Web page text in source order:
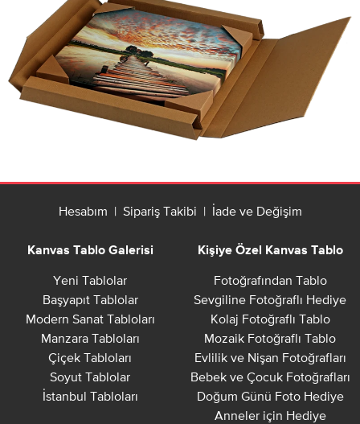
Hesabım | Sipariş Takibi | İade ve Değişim
Kanvas Tablo Galerisi
Yeni Tablolar
Başyapıt Tablolar
Modern Sanat Tabloları
Manzara Tabloları
Çiçek Tabloları
Soyut Tablolar
İstanbul Tabloları
Kişiye Özel Kanvas Tablo
Fotoğrafından Tablo
Sevgiline Fotoğraflı Hediye
Kolaj Fotoğraflı Tablo
Mozaik Fotoğraflı Tablo
Evlilik ve Nişan Fotoğrafları
Bebek ve Çocuk Fotoğrafları
Doğum Günü Foto Hediye
Anneler için Hediye